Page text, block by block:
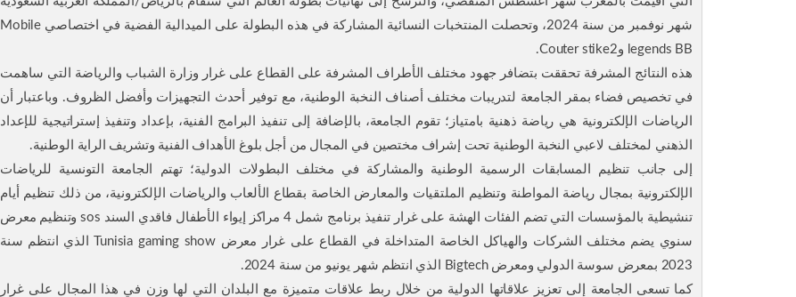
شهر نوفمبر من سنة 2024، وتحصلت المنتخبات النسائية المشاركة في هذه البطولة على الميدالية الفضية في اختصاصي Mobile
legends BB وCouter stike2.
هذه النتائج المشرفة تحققت بتضافر جهود مختلف الأطراف المشرفة على القطاع على غرار وزارة الشباب والرياضة التي ساهمت
في تخصيص فضاء بمقر الجامعة لتدريبات مختلف أصناف النخبة الوطنية، مع توفير أحدث التجهيزات وأفضل الظروف. وباعتبار أن
الرياضات الإلكترونية هي رياضة ذهنية بامتياز؛ تقوم الجامعة، بالإضافة إلى تنفيذ البرامج الفنية، بإعداد وتنفيذ إستراتيجية للإعداد
الذهني لمختلف لاعبي النخبة الوطنية تحت إشراف مختصين في المجال من أجل بلوغ الأهداف الفنية وتشريف الراية الوطنية.
إلى جانب تنظيم المسابقات الرسمية الوطنية والمشاركة في مختلف البطولات الدولية؛ تهتم الجامعة التونسية للرياضات
الإلكترونية بمجال رياضة المواطنة وتنظيم الملتقيات والمعارض الخاصة بقطاع الألعاب والرياضات الإلكترونية، من ذلك تنظيم أيام
تنشيطية بالمؤسسات التي تضم الفئات الهشة على غرار تنفيذ برنامج شمل 4 مراكز إيواء الأطفال فاقدي السند sos وتنظيم معرض
سنوي يضم مختلف الشركات والهياكل الخاصة المتداخلة في القطاع على غرار معرض Tunisia gaming show الذي انتظم سنة
2023 بمعرض سوسة الدولي ومعرض Bigtech الذي انتظم شهر يونيو من سنة 2024.
كما تسعى الجامعة إلى تعزيز علاقاتها الدولية من خلال ربط علاقات متميزة مع البلدان التي لها وزن في هذا المجال على غرار